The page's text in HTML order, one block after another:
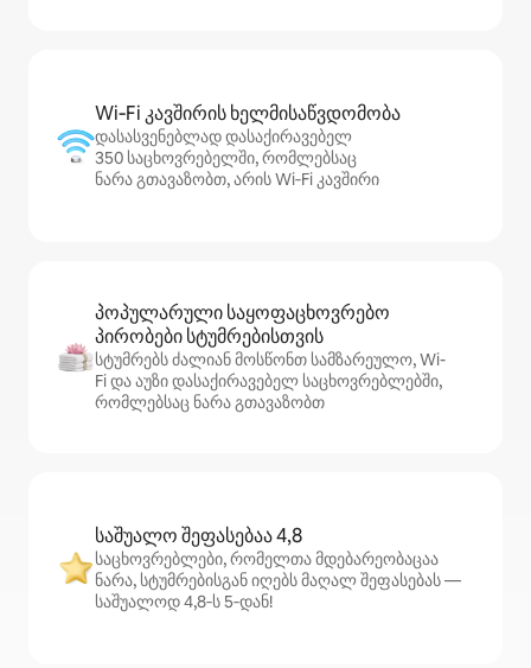
Wi‑Fi კავშირის ხელმისაწვდომობა
დასასვენებლად დასაქირავებელ
350 საცხოვრებელში, რომლებსაც
ნარა გთავაზობთ, არის Wi‑Fi კავშირი
პოპულარული საყოფაცხოვრებო
პირობები სტუმრებისთვის
სტუმრებს ძალიან მოსწონთ სამზარეულო, Wi-
Fi და აუზი დასაქირავებელ საცხოვრებლებში,
რომლებსაც ნარა გთავაზობთ
საშუალო შეფასებაა 4,8
საცხოვრებლები, რომელთა მდებარეობაცაა
ნარა, სტუმრებისგან იღებს მაღალ შეფასებას —
საშუალოდ 4,8‑ს 5‑დან!